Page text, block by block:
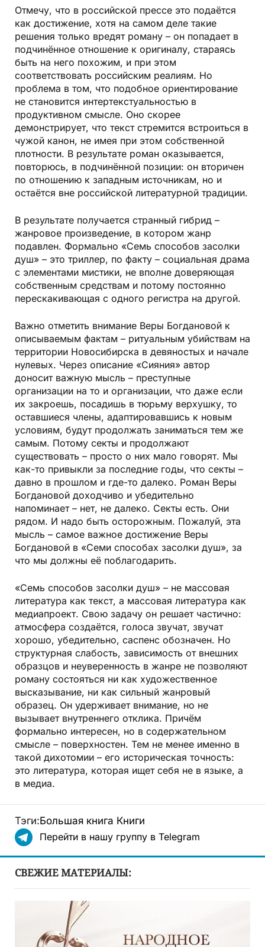
Отмечу, что в российской прессе это подаётся
как достижение, хотя на самом деле такие
решения только вредят роману – он попадает в
подчинённое отношение к оригиналу, стараясь
быть на него похожим, и при этом
соответствовать российским реалиям. Но
проблема в том, что подобное ориентирование
не становится интертекстуальностью в
продуктивном смысле. Оно скорее
демонстрирует, что текст стремится встроиться в
чужой канон, не имея при этом собственной
плотности. В результате роман оказывается,
повторюсь, в подчинённой позиции: он вторичен
по отношению к западным источникам, но и
остаётся вне российской литературной традиции.
В результате получается странный гибрид –
жанровое произведение, в котором жанр
подавлен. Формально «Семь способов засолки
душ» – это триллер, по факту – социальная драма
с элементами мистики, не вполне доверяющая
собственным средствам и потому постоянно
перескакивающая с одного регистра на другой.
Важно отметить внимание Веры Богдановой к
описываемым фактам – ритуальным убийствам на
территории Новосибирска в девяностых и начале
нулевых. Через описание «Сияния» автор
доносит важную мысль – преступные
организации на то и организации, что даже если
их закроешь, посадишь в тюрьму верхушку, то
оставшиеся члены, адаптировавшись к новым
условиям, будут продолжать заниматься тем же
самым. Потому секты и продолжают
существовать – просто о них мало говорят. Мы
как-то привыкли за последние годы, что секты –
давно в прошлом и где-то далеко. Роман Веры
Богдановой доходчиво и убедительно
напоминает – нет, не далеко. Секты есть. Они
рядом. И надо быть осторожным. Пожалуй, эта
мысль – самое важное достижение Веры
Богдановой в «Семи способах засолки душ», за
что мы должны её поблагодарить.
«Семь способов засолки душ» – не массовая
литература как текст, а массовая литература как
медиапроект. Свою задачу он решает частично:
атмосфера создаётся, голоса звучат, звучат
хорошо, убедительно, саспенс обозначен. Но
структурная слабость, зависимость от внешних
образцов и неуверенность в жанре не позволяют
роману состояться ни как художественное
высказывание, ни как сильный жанровый
образец. Он удерживает внимание, но не
вызывает внутреннего отклика. Причём
формально интересен, но в содержательном
смысле – поверхностен. Тем не менее именно в
такой дихотомии – его историческая точность:
это литература, которая ищет себя не в языке, а
в медиа.
Тэги:Большая книга Книги
Перейти в нашу группу в Telegram
СВЕЖИЕ МАТЕРИАЛЫ: